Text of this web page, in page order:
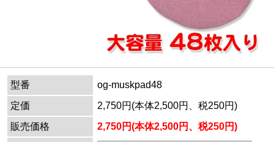
型番
og-muskpad48
定価
2,750円(本体2,500円、税250円)
販売価格
2,750円(本体2,500円、税250円)